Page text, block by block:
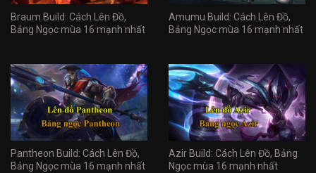
Braum Build: Cách Lên Đồ,
Bảng Ngọc mùa 16 mạnh nhất
Amumu Build: Cách Lên Đồ,
Bảng Ngọc mùa 16 mạnh nhất
Pantheon Build: Cách Lên Đồ,
Bảng Ngọc mùa 16 mạnh nhất
Azir Build: Cách Lên Đồ, Bảng
Ngọc mùa 16 mạnh nhất